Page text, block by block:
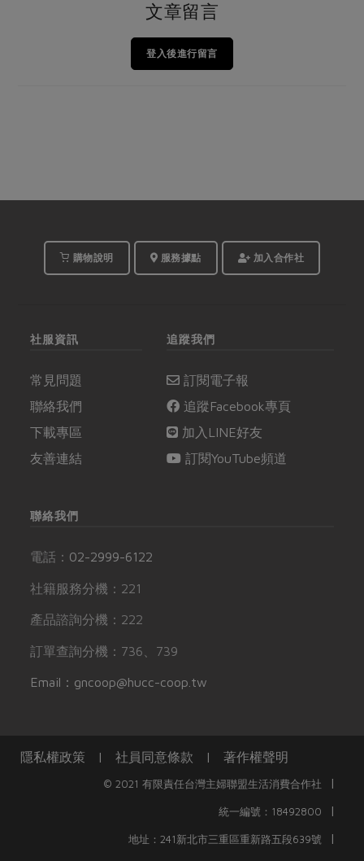
文章留言
登入後進行留言
購物說明 服務據點 加入合作社
社服資訊
常見問題
聯絡我們
下載專區
友善連結
追蹤我們
訂閱電子報
追蹤Facebook專頁
加入LINE好友
訂閱YouTube頻道
聯絡我們
電話： 02-2999-6122
社籍服務分機：221
產品諮詢分機：222
訂單查詢分機：736、739
Email：gncoop@hucc-coop.tw
隱私權政策 | 社員同意條款 | 著作權聲明
© 2021 有限責任台灣主婦聯盟生活消費合作社 |
統一編號：18492800 |
地址：241新北市三重區重新路五段639號 |